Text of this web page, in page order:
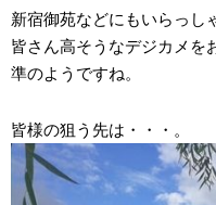
新宿御苑などにもいらっし
皆さん高そうなデジカメを
準のようですね。
皆様の狙う先は・・・。